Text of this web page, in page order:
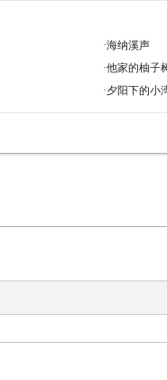
·海纳溪声
·他家的柚子
·夕阳下的小